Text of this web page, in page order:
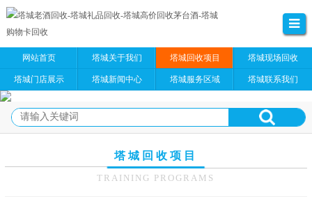
网站首页 塔城关于我们 塔城回收项目 塔城现场回收
塔城门店展示 塔城新闻中心 塔城服务区域 塔城联系我们
塔城回收项目
TRAINING PROGRAMS